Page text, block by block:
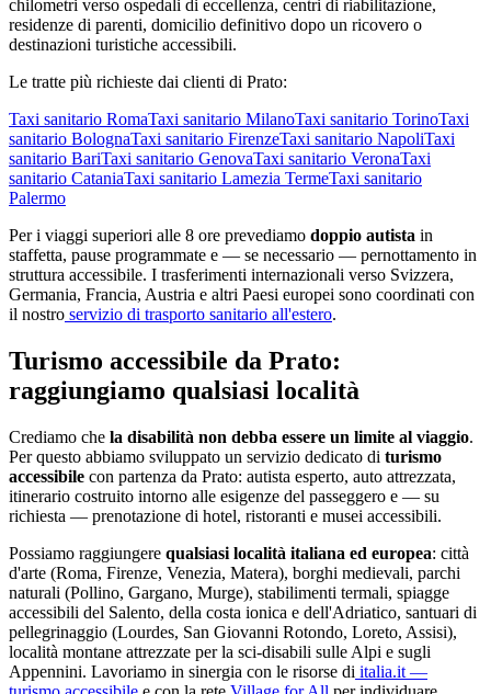
chilometri verso ospedali di eccellenza, centri di riabilitazione,
residenze di parenti, domicilio definitivo dopo un ricovero o
destinazioni turistiche accessibili.
Le tratte più richieste dai clienti di Prato:
Taxi sanitario RomaTaxi sanitario MilanoTaxi sanitario TorinoTaxi
sanitario BolognaTaxi sanitario FirenzeTaxi sanitario NapoliTaxi
sanitario BariTaxi sanitario GenovaTaxi sanitario VeronaTaxi
sanitario CataniaTaxi sanitario Lamezia TermeTaxi sanitario
Palermo
Per i viaggi superiori alle 8 ore prevediamo doppio autista in
staffetta, pause programmate e — se necessario — pernottamento in
struttura accessibile. I trasferimenti internazionali verso Svizzera,
Germania, Francia, Austria e altri Paesi europei sono coordinati con
il nostro servizio di trasporto sanitario all'estero.
Turismo accessibile da Prato:
raggiungiamo qualsiasi località
Crediamo che la disabilità non debba essere un limite al viaggio.
Per questo abbiamo sviluppato un servizio dedicato di turismo
accessibile con partenza da Prato: autista esperto, auto attrezzata,
itinerario costruito intorno alle esigenze del passeggero e — su
richiesta — prenotazione di hotel, ristoranti e musei accessibili.
Possiamo raggiungere qualsiasi località italiana ed europea: città
d'arte (Roma, Firenze, Venezia, Matera), borghi medievali, parchi
naturali (Pollino, Gargano, Murge), stabilimenti termali, spiagge
accessibili del Salento, della costa ionica e dell'Adriatico, santuari di
pellegrinaggio (Lourdes, San Giovanni Rotondo, Loreto, Assisi),
località montane attrezzate per la sci-disabili sulle Alpi e sugli
Appennini. Lavoriamo in sinergia con le risorse di italia.it —